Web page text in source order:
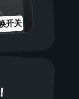
开关